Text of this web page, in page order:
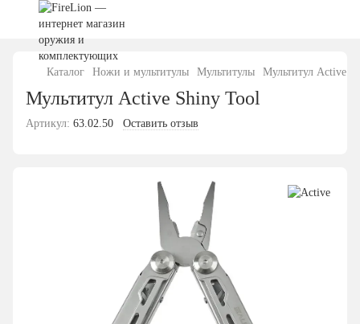
Каталог Ножи и мультитулы Мультитулы Мультитул Active
Мультитул Active Shiny Tool
Артикул: 63.02.50 Оставить отзыв